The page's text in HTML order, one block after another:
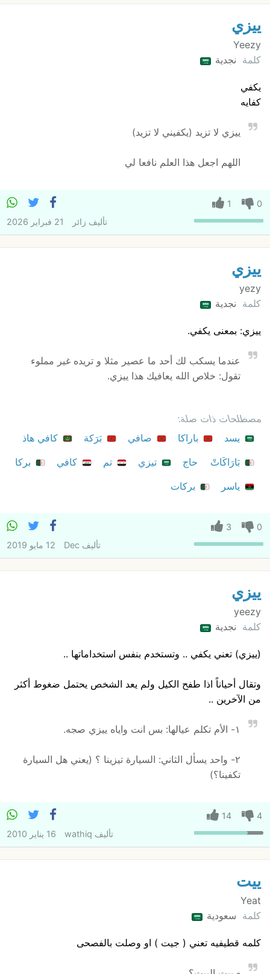
ييزي
Yeezy
كلمة نجدية
يكفي
كفايه
ييزي لا تزيد (يكفيني لا تزيد)
اللهم اجعل هذا العلم نافعا لي
0
1
تأليف زائر 21 فبراير 2026
ييزي
yezy
كلمة نجدية
ييزي: بمعنى يكفي.
عندما يسكب لك أحد ما عصير مثلا و تريده غير مملوء
تقول: خلاص الله يعافيك هذا ييزي.
مصطلحات ذات صلة:
يسد
باراكا صافي بَرَكة
كافي هاذ
بَارَاكَاتْ
حاج تيزي تم كافي
بركا
ياسر
بركات
0
3
تأليف Dec 12 مايو 2019
ييزي
yeezy
كلمة نجدية
(ييزي) تعني يكفي .. وتستخدم بنفس استخداماتها ..
وتقال أحياناً اذا طفح الكيل ولم يعد الشخص يحتمل ضغوط أكثر
من الآخرين ..
١- الأم تكلم عيالها: بس انت واياه ييزي صجه.
٢- واحد يسأل الثاني: السيارة تيزينا ؟ (يعني هل السيارة
تكفينا؟)
4
14
تأليف wathiq 16 يناير 2010
ييت
Yeat
كلمة سعودية
كلمه قطيفيه تعني ( جيت ) او وصلت بالفصحى